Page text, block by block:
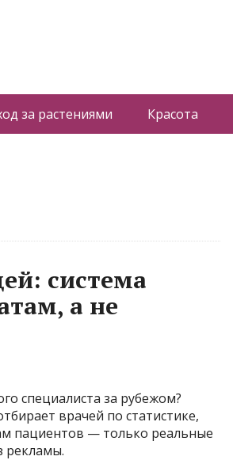
за растениями Красота
система
а не
специалиста за рубежом?
врачей по статистике,
пациентов — только реальные
рекламы.